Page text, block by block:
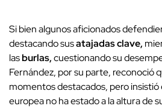
Si bien algunos aficionados
destacando susatajadasclave,
lasburlas,cuestionando su
Fernández, por su parte, reconoció
momentos destacados, pero insistió
europea no ha estado a la altura de